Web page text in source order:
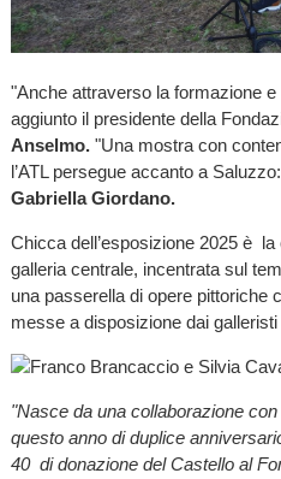
"Anche attraverso la formazione
aggiunto il presidente della
Anselmo."Una mostra con
l’ATL persegue accanto a
Gabriella Giordano.
Chicca dell’esposizione 2025 è
galleria centrale, incentrata sul
una passerella di opere pittoriche
messe a disposizione dai
"Nasce da una collaborazione
questo anno di duplice
40 di donazione del Castello al